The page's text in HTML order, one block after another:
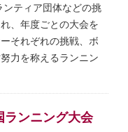
ティア団体などの挑
、年度ごとの大会を
それぞれの挑戦、ボ
力を称えるランニン
ランニング大会